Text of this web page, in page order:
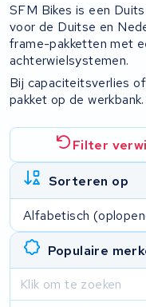
SFM Bikes is een
voor de Duitse en
frame-pakketten met
achterwielsystemen.
Bij capaciteitsverlies
pakket op de
Filter
Sorteren op
Populaire